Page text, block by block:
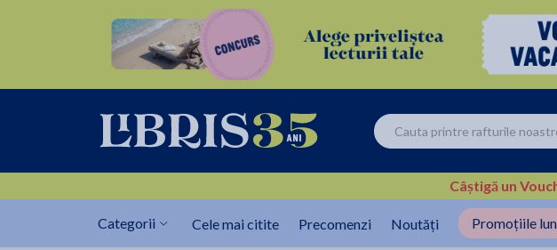
Câștigă un
Categorii Cele mai citite Precomenzi Noutăți Promoțiile